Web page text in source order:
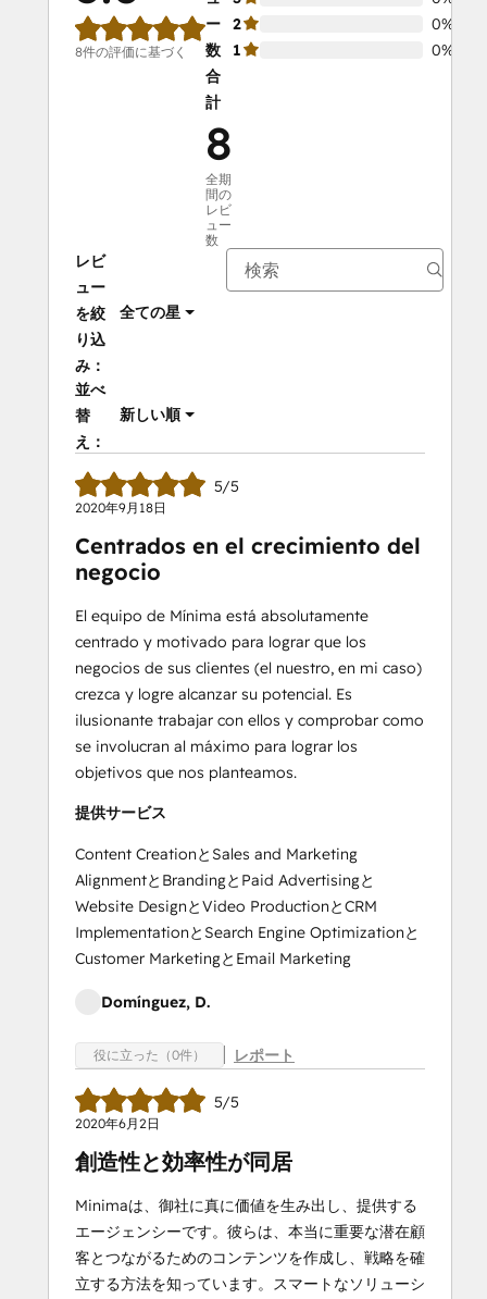
8件の評価に基づく
ー
数
合
計
8
全期
間の
レビ
ュー
数
2
0%
1
0%
レビ
ュー
を絞
り込
み：
全ての星
並べ
替
え：
新しい順
5/5
2020年9月18日
Centrados en el crecimiento del
negocio
El equipo de Mínima está absolutamente
centrado y motivado para lograr que los
negocios de sus clientes (el nuestro, en mi caso)
crezca y logre alcanzar su potencial. Es
ilusionante trabajar con ellos y comprobar como
se involucran al máximo para lograr los
objetivos que nos planteamos.
提供サービス
Content CreationとSales and Marketing
AlignmentとBrandingとPaid Advertisingと
Website DesignとVideo ProductionとCRM
ImplementationとSearch Engine Optimizationと
Customer MarketingとEmail Marketing
Domínguez, D.
役に立った（0件） レポート
5/5
2020年6月2日
創造性と効率性が同居
Minimaは、御社に真に価値を生み出し、提供する
エージェンシーです。彼らは、本当に重要な潜在顧
客とつながるためのコンテンツを作成し、戦略を確
立する方法を知っています。スマートなソリューシ